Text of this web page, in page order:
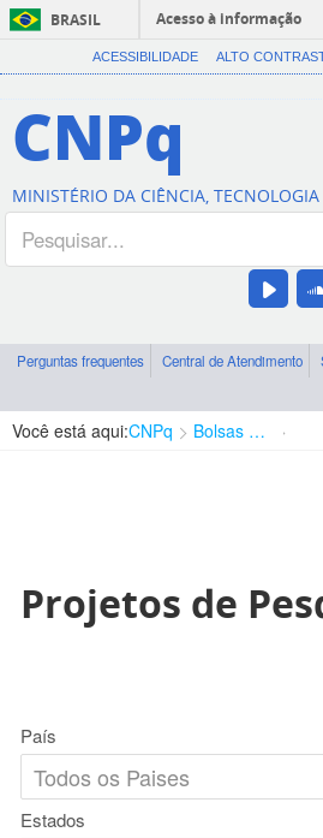
BRASIL
Acesso à informação
ACESSIBILIDADE ALTO
CNPq
MINISTÉRIO DA CIÊNCIA,
Perguntas frequentes Central de Atendimento
Você está aqui:CNPq Bolsas e Auxílios Vigentes
Projetos de
País
Estados